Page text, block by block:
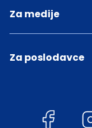
Za medije
Za poslodavce